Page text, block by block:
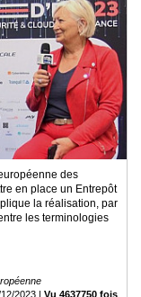
des
en place un Entrepôt
la réalisation, par
les terminologies
2023 | Vu 4637750 fois